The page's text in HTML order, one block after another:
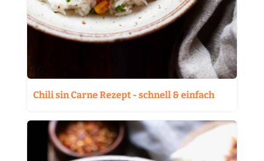
Chili sin Carne Rezept - schnell & einfach